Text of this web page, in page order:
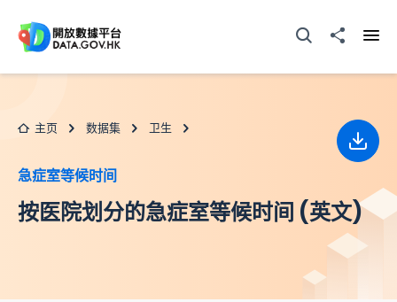
打开搜寻器分享至
主页 数据集 卫生
急症室等候时间
按医院划分的急症室等候时间 (英文)
下载